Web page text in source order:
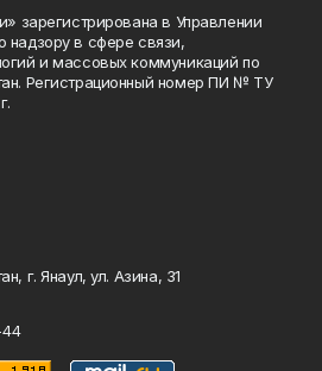
зарегистрирована в Управлении
в сфере связи,
и массовых коммуникаций по
Регистрационный номер ПИ № ТУ
г. Янаул, ул. Азина, 31